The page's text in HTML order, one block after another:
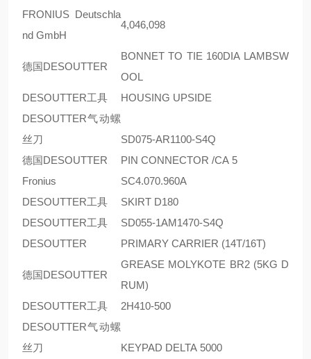
FRONIUS Deutschla
nd GmbH
4,046,098
德国DESOUTTER
BONNET TO TIE 160DIA LAMBSW
OOL
DESOUTTER工具
HOUSING UPSIDE
DESOUTTER气动螺
丝刀
SD075-AR1100-S4Q
德国DESOUTTER
PIN CONNECTOR /CA 5
Fronius
SC4.070.960A
DESOUTTER工具
SKIRT D180
DESOUTTER工具
SD055-1AM1470-S4Q
DESOUTTER
PRIMARY CARRIER (14T/16T)
德国DESOUTTER
GREASE MOLYKOTE BR2 (5KG D
RUM)
DESOUTTER工具
2H410-500
DESOUTTER气动螺
丝刀
KEYPAD DELTA 5000